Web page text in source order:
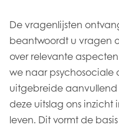
De vragenlijsten
beantwoordt u vragen
over relevante
we naar psychosociale
uitgebreide
deze uitslag ons
leven. Dit vormt de